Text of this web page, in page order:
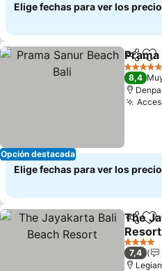
Elige fechas para ver los
Opción destacada
5 Estrellas
8,4
Elige fechas para ver los
The
Resort
Ver
4 Estrellas
7,4
Legian